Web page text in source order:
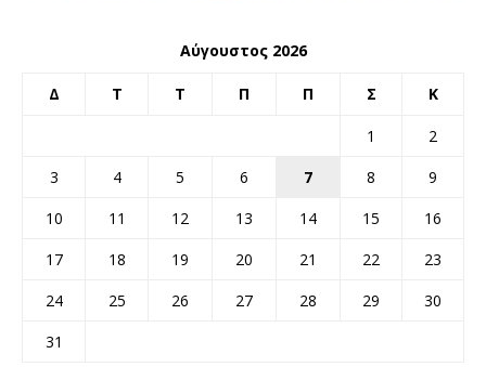
Αύγουστος 2026
Δ Τ Τ Π Π Σ Κ
1
2
3
4 5 6 7 8
9
10
11 12 13 14 15
16
17
18 19 20 21 22
23
24
25 26 27 28 29
30
31